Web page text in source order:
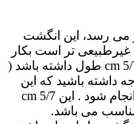
می رسد، این انگشت
تر است بکار
cm طول داشته باشد (
داشته باشید که این
شود . این cm 5/7
می باشد.